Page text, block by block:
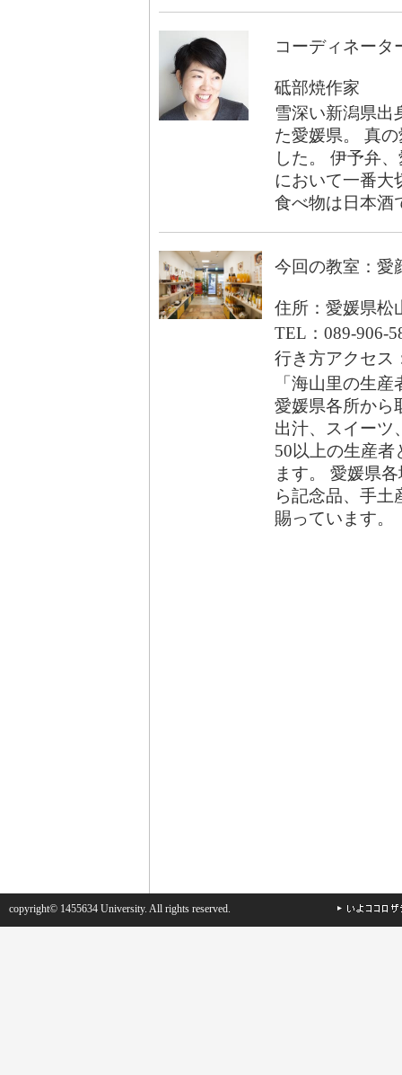
コーディネータ
砥部焼作家
雪深い新潟県出
た愛媛県。 真
した。 伊予弁
において一番大
食べ物は日本酒
今回の教室：愛
住所：愛媛県松
TEL：089-906-
行き方アクセス
「海山里の生
愛媛県各所から
出汁、スイーツ
50以上の生産者
ます。 愛媛県
ら記念品、手土
賜っています。
copyright© 1455634 University. All rights reserved.